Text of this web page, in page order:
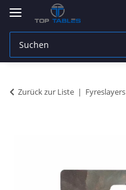
Zurück zur Liste Fyreslayers